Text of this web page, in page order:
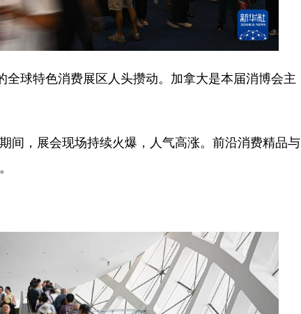
球特色消费展区人头攒动。加拿大是本届消博会主
，展会现场持续火爆，人气高涨。前沿消费精品与